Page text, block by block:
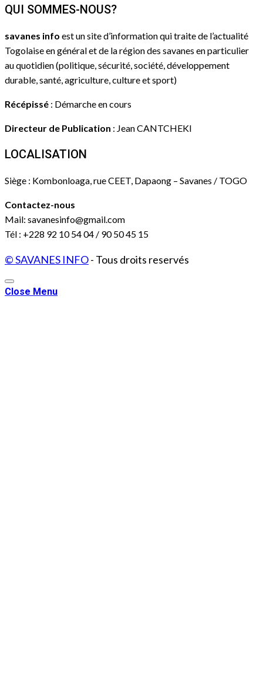
QUI SOMMES-NOUS?
savanes info est un site d’information qui traite de l’actualité
Togolaise en général et de la région des savanes en particulier
au quotidien (politique, sécurité, société, développement
durable, santé, agriculture, culture et sport)
Récépissé : Démarche en cours
Directeur de Publication : Jean CANTCHEKI
LOCALISATION
Siège : Kombonloaga, rue CEET, Dapaong – Savanes / TOGO
Contactez-nous
Mail: savanesinfo@gmail.com
Tél : +228 92 10 54 04 / 90 50 45 15
© SAVANES INFO- Tous droits reservés
Close Menu